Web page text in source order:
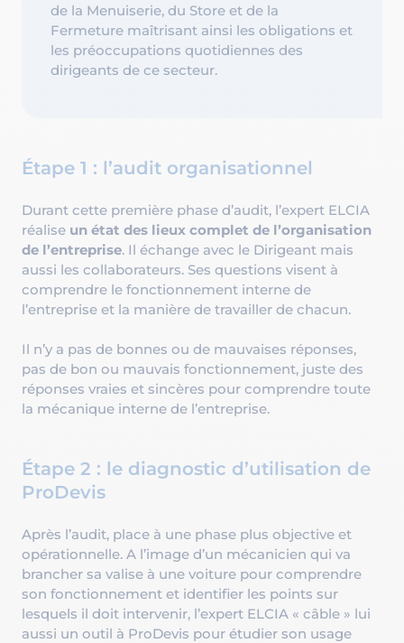
de la Menuiserie, du Store et de la
Fermeture maîtrisant ainsi les obligations et
les préoccupations quotidiennes des
dirigeants de ce secteur.
Étape 1 : l’audit organisationnel
Durant cette première phase d’audit, l’expert ELCIA
réalise un état des lieux complet de l’organisation
de l’entreprise. Il échange avec le Dirigeant mais
aussi les collaborateurs. Ses questions visent à
comprendre le fonctionnement interne de
l’entreprise et la manière de travailler de chacun.
Il n’y a pas de bonnes ou de mauvaises réponses,
pas de bon ou mauvais fonctionnement, juste des
réponses vraies et sincères pour comprendre toute
la mécanique interne de l’entreprise.
Étape 2 : le diagnostic d’utilisation de
ProDevis
Après l’audit, place à une phase plus objective et
opérationnelle. A l’image d’un mécanicien qui va
brancher sa valise à une voiture pour comprendre
son fonctionnement et identifier les points sur
lesquels il doit intervenir, l’expert ELCIA « câble » lui
aussi un outil à ProDevis pour étudier son usage